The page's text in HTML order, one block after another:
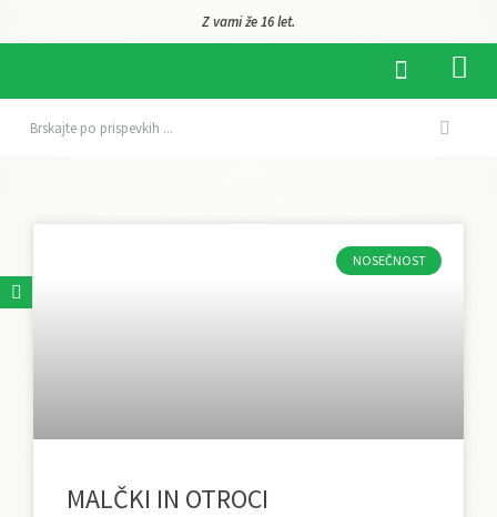
Z vami že 16 let.
NOSEČNOST
MALČKI IN OTROCI